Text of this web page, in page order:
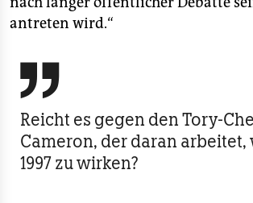
antreten wird.“

Reicht es gegen den Tory-
Cameron, der daran arbeitet,
1997 zu wirken?